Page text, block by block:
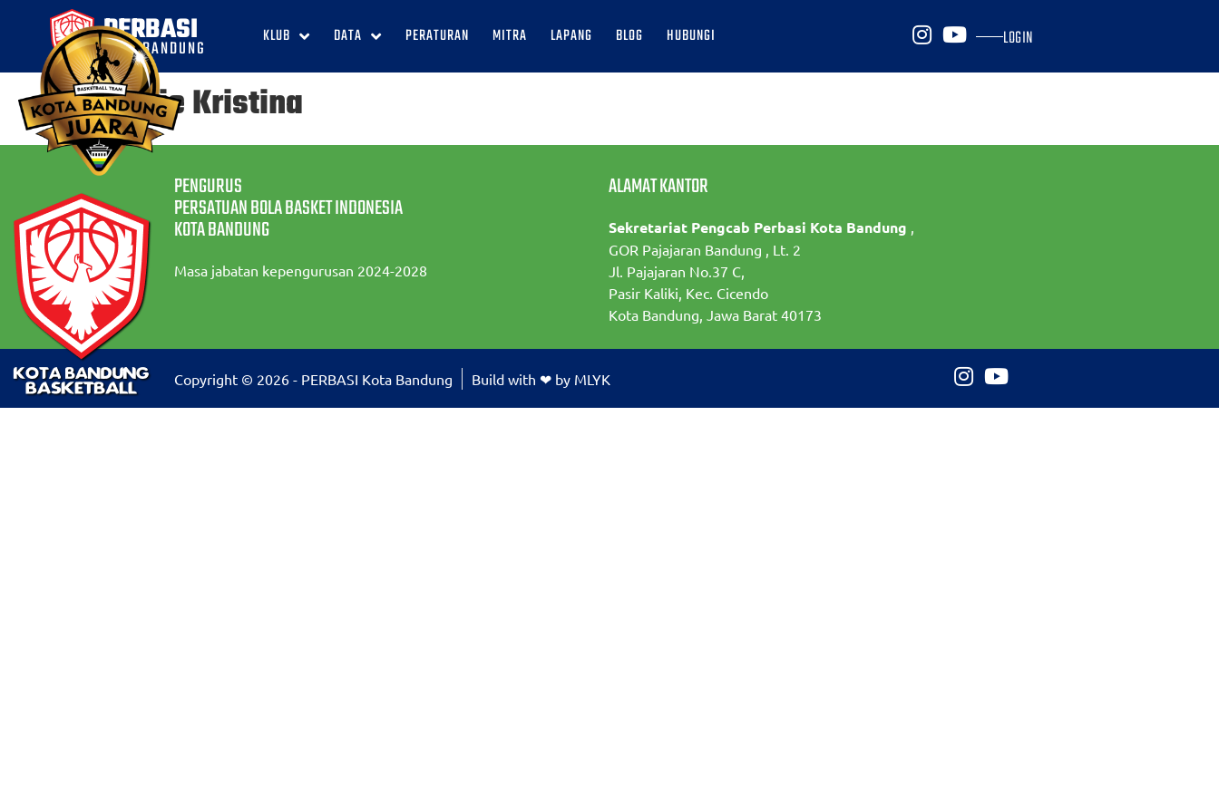
PERBASI
KOTA BANDUNG KLUB DATA PERATURAN MITRA LAPANG BLOG HUBUNGI LOGIN
Jessie Kristina
PENGURUS
PERSATUAN BOLA BASKET INDONESIA
KOTA BANDUNG
Masa jabatan kepengurusan 2024-2028
ALAMAT KANTOR
Sekretariat Pengcab Perbasi Kota Bandung ,
GOR Pajajaran Bandung , Lt. 2
Jl. Pajajaran No.37 C,
Pasir Kaliki, Kec. Cicendo
Kota Bandung, Jawa Barat 40173
Copyright © 2026 - PERBASI Kota Bandung Build with ❤ by MLYK